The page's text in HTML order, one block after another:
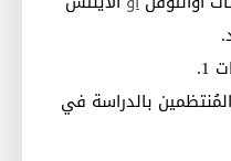
.
1
.
بالدراسة في